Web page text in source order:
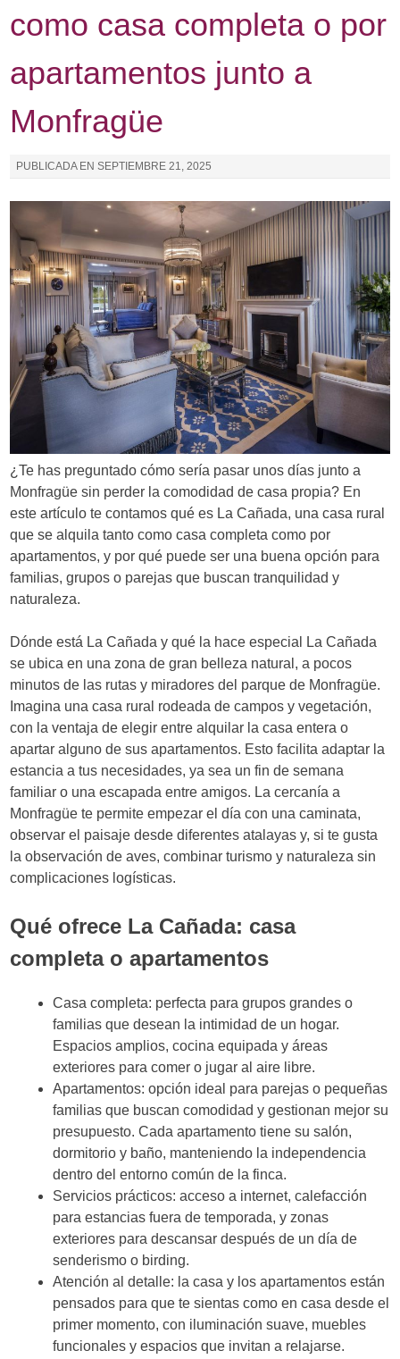
como casa completa o por
apartamentos junto a
Monfragüe
PUBLICADA ENSEPTIEMBRE 21, 2025
¿Te has preguntado cómo sería pasar unos días junto a
Monfragüe sin perder la comodidad de casa propia? En
este artículo te contamos qué es La Cañada, una casa rural
que se alquila tanto como casa completa como por
apartamentos, y por qué puede ser una buena opción para
familias, grupos o parejas que buscan tranquilidad y
naturaleza.
Dónde está La Cañada y qué la hace especial La Cañada
se ubica en una zona de gran belleza natural, a pocos
minutos de las rutas y miradores del parque de Monfragüe.
Imagina una casa rural rodeada de campos y vegetación,
con la ventaja de elegir entre alquilar la casa entera o
apartar alguno de sus apartamentos. Esto facilita adaptar la
estancia a tus necesidades, ya sea un fin de semana
familiar o una escapada entre amigos. La cercanía a
Monfragüe te permite empezar el día con una caminata,
observar el paisaje desde diferentes atalayas y, si te gusta
la observación de aves, combinar turismo y naturaleza sin
complicaciones logísticas.
Qué ofrece La Cañada: casa
completa o apartamentos
Casa completa: perfecta para grupos grandes o
familias que desean la intimidad de un hogar.
Espacios amplios, cocina equipada y áreas
exteriores para comer o jugar al aire libre.
Apartamentos: opción ideal para parejas o pequeñas
familias que buscan comodidad y gestionan mejor su
presupuesto. Cada apartamento tiene su salón,
dormitorio y baño, manteniendo la independencia
dentro del entorno común de la finca.
Servicios prácticos: acceso a internet, calefacción
para estancias fuera de temporada, y zonas
exteriores para descansar después de un día de
senderismo o birding.
Atención al detalle: la casa y los apartamentos están
pensados para que te sientas como en casa desde el
primer momento, con iluminación suave, muebles
funcionales y espacios que invitan a relajarse.